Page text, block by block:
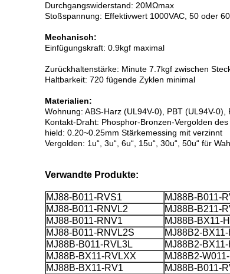
Durchgangswiderstand: 20MΩmax
Stoßspannung: Effektivwert 1000VAC, 50 oder
Mechanisch:
Einfügungskraft: 0.9kgf maximal
Zurückhaltenstärke: Minute 7.7kgf zwischen
Haltbarkeit: 720 fügende Zyklen minimal
Materialien:
Wohnung: ABS-Harz (UL94V-0), PBT (UL94V-
Kontakt-Draht: Phosphor-Bronzen-Vergolden
hield: 0.20~0.25mm Stärkemessing mit verzinnt
Vergolden: 1u“, 3u“, 6u“, 15u“, 30u“, 50u“ für
Verwandte Produkte:
MJ88-B011-RVS1 MJ88B-B011-
MJ88-B011-RNVL2
MJ88B-B211-
MJ88-B011-RNV1
MJ88B-BX11-
MJ88-B011-RNVL2S
MJ88B2-
MJ88B-B011-RVL3L
MJ88B2-
MJ88B-BX11-RVLXX
MJ88B2-
MJ88B-BX11-RV1
MJ88B-B011-